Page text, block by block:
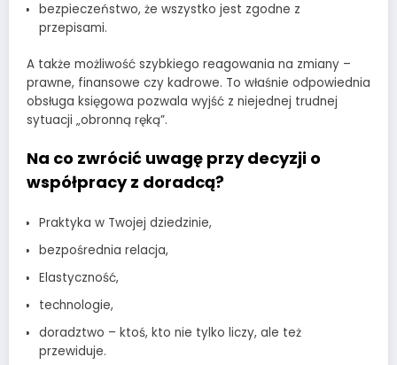
bezpieczeństwo, że wszystko jest zgodne z
przepisami.
A także możliwość szybkiego reagowania na zmiany –
prawne, finansowe czy kadrowe. To właśnie odpowiednia
obsługa księgowa pozwala wyjść z niejednej trudnej
sytuacji „obronną ręką”.
Na co zwrócić uwagę przy decyzji o
współpracy z doradcą?
Praktyka w Twojej dziedzinie,
bezpośrednia relacja,
Elastyczność,
technologie,
doradztwo – ktoś, kto nie tylko liczy, ale też
przewiduje.